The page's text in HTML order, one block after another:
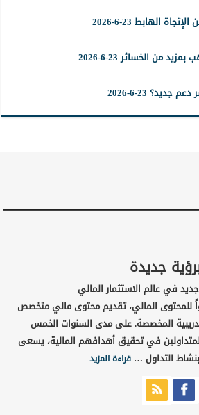
الهابط 23-6-2026
من الخسائر 23-6-2026
23-6-2026
جديدة
في عالم الاستثمار المالي
للمحتوى المالي، تقديم محتوى مالي متخصص
المخصصة. على مدى السنوات الخمس
في تحقيق أهدافهم المالية، يسعى
بنشاط التداول …قراءة المزيد